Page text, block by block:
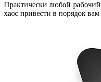
Практически любой рабочий
хаос привести в порядок